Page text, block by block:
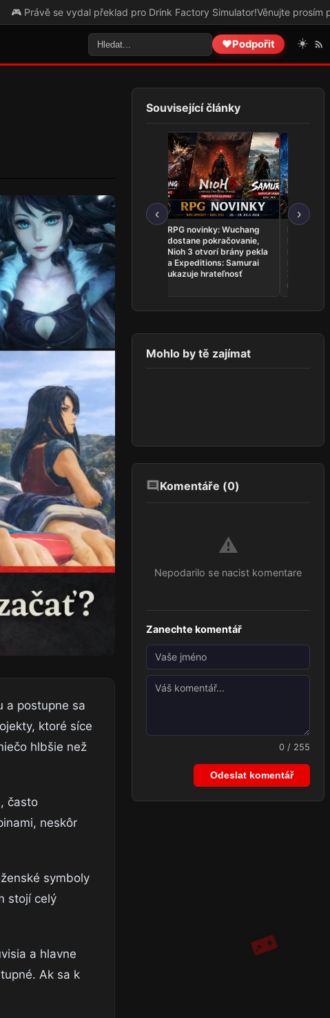
pro Drink Factory Simulator!Věnujte prosím pozornost tomuto odkazu
❤️Podpořit ☀️
a postupne sa
ktoré síce
hlbšie než
často
neskôr
symboly
stojí celý
a hlavne
Ak sa k
Související články
‹
RPG novinky: Genshin
Impact otvára
Snezhnayu, The Expanse
rozvíja posádku a
Crymelight ponúka demo
RPG novinky: Wuchang
dostane pokračovanie,
Nioh 3 otvorí brány pekla
a Expeditions: Samurai
ukazuje hrateľnosť
RPG
Fantasy
Evercold,
Monsters
mieri na
›
Mohlo by tě zajímat
Komentáře (0)
⚠️
Nepodarilo se nacist komentare
Zanechte komentář
0 / 255
Odeslat komentář